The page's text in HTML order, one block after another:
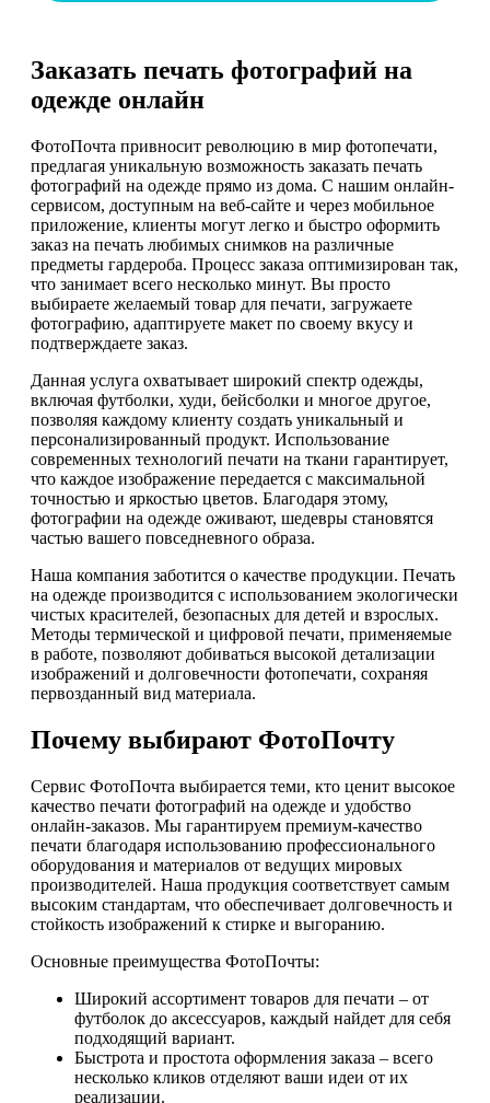
Заказать печать фотографий на
одежде онлайн
ФотоПочта привносит революцию в мир фотопечати,
предлагая уникальную возможность заказать печать
фотографий на одежде прямо из дома. С нашим онлайн-
сервисом, доступным на веб-сайте и через мобильное
приложение, клиенты могут легко и быстро оформить
заказ на печать любимых снимков на различные
предметы гардероба. Процесс заказа оптимизирован так,
что занимает всего несколько минут. Вы просто
выбираете желаемый товар для печати, загружаете
фотографию, адаптируете макет по своему вкусу и
подтверждаете заказ.
Данная услуга охватывает широкий спектр одежды,
включая футболки, худи, бейсболки и многое другое,
позволяя каждому клиенту создать уникальный и
персонализированный продукт. Использование
современных технологий печати на ткани гарантирует,
что каждое изображение передается с максимальной
точностью и яркостью цветов. Благодаря этому,
фотографии на одежде оживают, шедевры становятся
частью вашего повседневного образа.
Наша компания заботится о качестве продукции. Печать
на одежде производится с использованием экологически
чистых красителей, безопасных для детей и взрослых.
Методы термической и цифровой печати, применяемые
в работе, позволяют добиваться высокой детализации
изображений и долговечности фотопечати, сохраняя
первозданный вид материала.
Почему выбирают ФотоПочту
Сервис ФотоПочта выбирается теми, кто ценит высокое
качество печати фотографий на одежде и удобство
онлайн-заказов. Мы гарантируем премиум-качество
печати благодаря использованию профессионального
оборудования и материалов от ведущих мировых
производителей. Наша продукция соответствует самым
высоким стандартам, что обеспечивает долговечность и
стойкость изображений к стирке и выгоранию.
Основные преимущества ФотоПочты:
Широкий ассортимент товаров для печати – от
футболок до аксессуаров, каждый найдет для себя
подходящий вариант.
Быстрота и простота оформления заказа – всего
несколько кликов отделяют ваши идеи от их
реализации.